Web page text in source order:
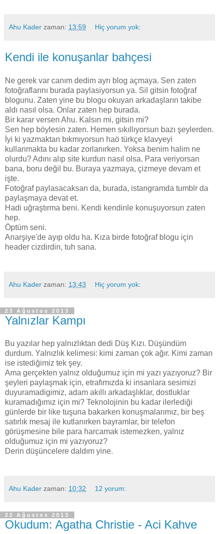
Ahu Kader zaman: 13:59 Hiç yorum yok:
Kendi ile konuşanlar bahçesi
Ne gerek var canım dedim ayrı blog açmaya. Sen zaten
fotoğraflarını burada paylasiyorsun ya. Sil gitsin fotoğraf
blogunu. Zaten yine bu blogu okuyan arkadaşların takibe
aldı nasıl olsa. Onlar zaten hep burada.
Bir karar versen Ahu. Kalsın mi, gitsin mi?
Sen hep böylesin zaten. Hemen sıkıllıyorsun bazı şeylerden.
İyi ki yazmaktan bıkmıyorsun haö türkçe klavyeyi
kullanmakta bu kadar zorlanırken. Yoksa benim halim ne
olurdu? Adını alıp site kurdun nasıl olsa. Para veriyorsan
bana, boru değil bu. Buraya yazmaya, çizmeye devam et
işte.
Fotoğraf paylasacaksan da, burada, istangramda tumblr da
paylaşmaya devat et.
Hadi uğraştırma beni. Kendi kendinle konuşuyorsun zaten
hep.
Öptüm seni.
Anarşiye'de ayıp oldu ha. Kıza birde fotoğraf blogu için
header cizdirdin, tuh sana.
Ahu Kader zaman: 13:43 Hiç yorum yok:
23 Ağustos 2013
Yalnızlar Kampı
Bu yazılar hep yalnızlıktan dedi Düş Kızı. Düşündüm
durdum. Yalnızlık kelimesi: kimi zaman çok ağır. Kimi zaman
ise istediğimiz tek şey.
Ama gerçekten yalnız olduğumuz için mi yazı yazıyoruz? Bir
şeyleri paylaşmak için, etrafımızda ki insanlara sesimizi
duyuramadigimiz, adam akıllı arkadaşlıklar, dostluklar
kuramadığımız için mi? Teknolojinin bu kadar ilerlediği
günlerde bir like tuşuna bakarken konuşmalarımız, bir beş
satırlık mesaj ile kutlanırken bayramlar, bir telefon
görüşmesine bile para harcamak istemezken, yalnız
olduğumuz için mi yazıyoruz?
Derin düşüncelere daldım yine.
Ahu Kader zaman: 10:32 12 yorum:
22 Ağustos 2013
Okudum: Agatha Christie - Aci Kahve